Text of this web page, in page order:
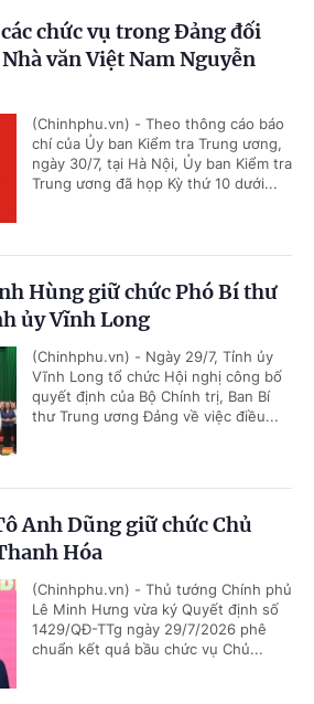
chức vụ trong Đảng đối
văn Việt Nam Nguyễn
(Chinhphu.vn) - Theo thông cáo báo
chí của Ủy ban Kiểm tra Trung ương,
ngày 30/7, tại Hà Nội, Ủy ban Kiểm tra
Trung ương đã họp Kỳ thứ 10 dưới...
Hùng giữ chức Phó Bí thư
ủy Vĩnh Long
(Chinhphu.vn) - Ngày 29/7, Tỉnh ủy
Vĩnh Long tổ chức Hội nghị công bố
quyết định của Bộ Chính trị, Ban Bí
thư Trung ương Đảng về việc điều...
Anh Dũng giữ chức Chủ
Hóa
(Chinhphu.vn) - Thủ tướng Chính phủ
Lê Minh Hưng vừa ký Quyết định số
1429/QĐ-TTg ngày 29/7/2026 phê
chuẩn kết quả bầu chức vụ Chủ...